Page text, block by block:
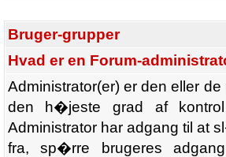
Bruger-grupper
Hvad er en Forum-
Administrator(er) er den eller
den h�jeste grad af kontrol
Administrator har adgang til at
fra, sp�rre brugeres